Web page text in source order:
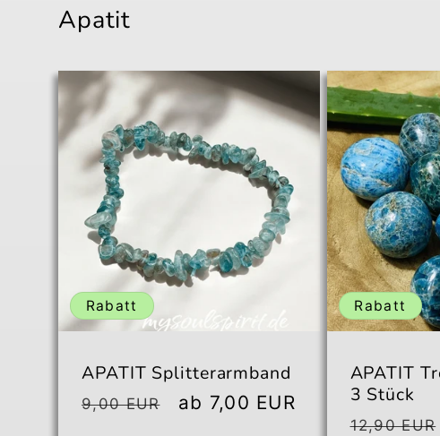
Apatit
Rabatt
APATIT Splitterarmband
Normaler
9,00 EUR Verkaufspreis
ab 7,00 EUR
Rabatt
APATIT
3 Stück
Normaler
12,90 EUR